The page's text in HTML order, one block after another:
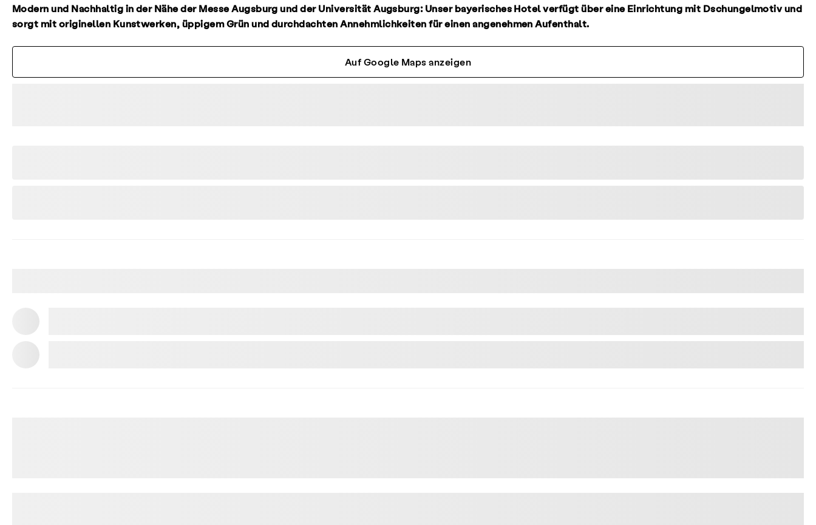
Modern und Nachhaltig in der Nähe der Messe Augsburg und der Universität Augsburg: Unser bayerisches Hotel verfügt über eine Einrichtung mit Dschungelmotiv und
sorgt mit originellen Kunstwerken, üppigem Grün und durchdachten Annehmlichkeiten für einen angenehmen Aufenthalt.
Auf Google Maps anzeigen